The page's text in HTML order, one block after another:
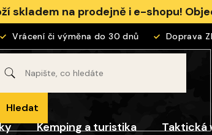
skladem na prodejně i e-shopu!
Vrácení či výměna do 30 dnů Doprava
Hledat
Kemping a turistika Taktická